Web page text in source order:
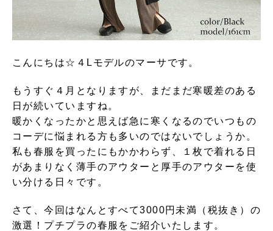
こんにちは☆４Lモデルのマーサです。
もうすぐ４月となりますが、まだまだ寒暖差のある
日が続いていますね。
暖かくなったかと思えば急に寒くなるのでいつもの
コーデに悩まれる方も多いのではないでしょうか。
私も春服を買ったにもかかわらず、１枚で着れる日
があまりなく薄手のアウターと厚手のアウターを使
い分ける日々です。
さて、今回はなんとすべて3000円未満（税抜き）の
激選！プチプラの春服をご紹介いたします。